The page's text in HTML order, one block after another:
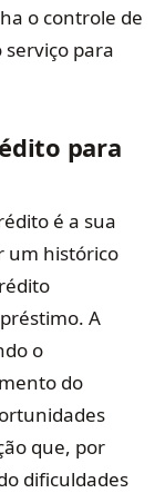
o controle de
para
para
é a sua
um histórico
A
o
do
que, por
dificuldades